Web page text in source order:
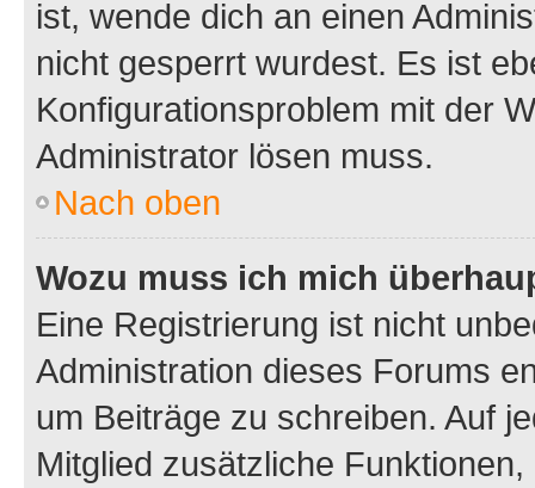
ist, wende dich an einen
nicht gesperrt wurdest. Es ist
Konfigurationsproblem mit der
Administrator lösen muss.
Nach oben
Wozu muss ich mich
Eine Registrierung ist nicht
Administration dieses Forums
um Beiträge zu schreiben. Auf
Mitglied zusätzliche